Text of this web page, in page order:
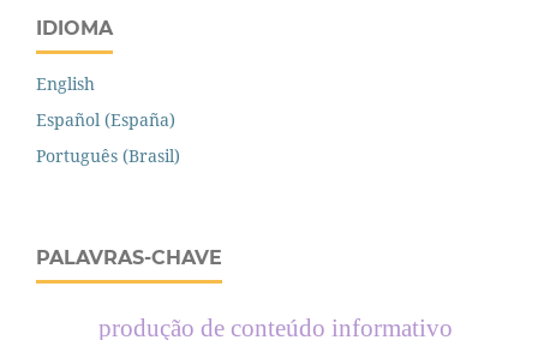
IDIOMA
English
Español (España)
Português (Brasil)
PALAVRAS-CHAVE
produção de conteúdo informativo